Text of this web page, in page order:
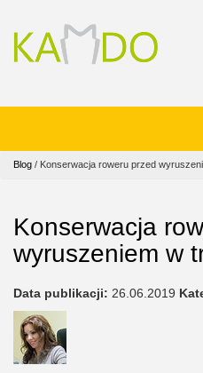
Blog / Konserwacja roweru przed
Konserwacja
wyruszeniem w
Data publikacji: 26.06.2019